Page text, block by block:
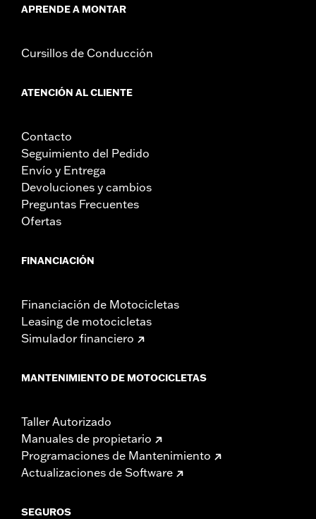
APRENDE A MONTAR
Cursillos de Conducción
ATENCIÓN AL CLIENTE
Contacto
Seguimiento del Pedido
Envío y Entrega
Devoluciones y cambios
Preguntas Frecuentes
Ofertas
FINANCIACIÓN
Financiación de Motocicletas
Leasing de motocicletas
Simulador financiero
MANTENIMIENTO DE MOTOCICLETAS
Taller Autorizado
Manuales de propietario
Programaciones de Mantenimiento
Actualizaciones de Software
SEGUROS